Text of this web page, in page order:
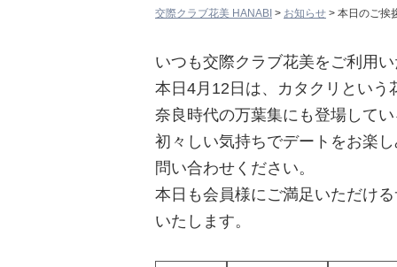
交際クラブ花美 HANABI > お知らせ > 本日のご挨
いつも交際クラブ花美をご利用
本日4月12日は、カタクリという
奈良時代の万葉集にも登場して
初々しい気持ちでデートをお楽
問い合わせください。
本日も会員様にご満足いただけ
いたします。